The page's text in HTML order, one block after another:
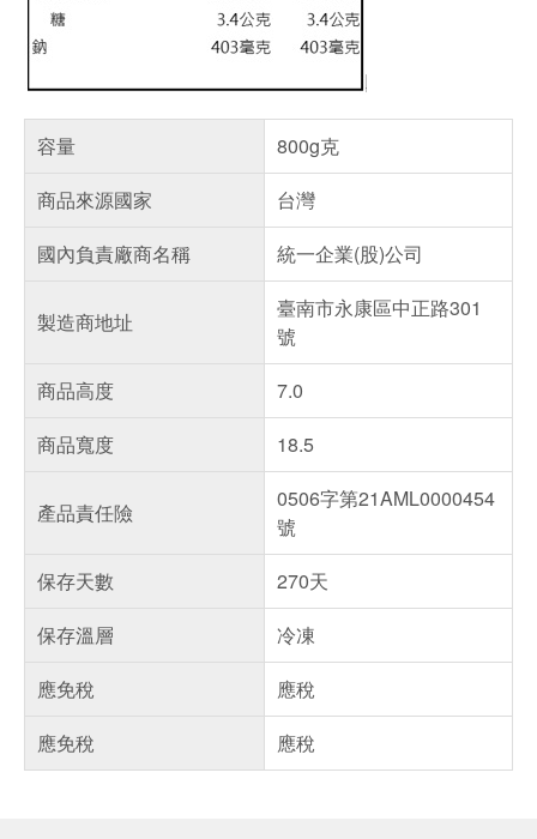
容量
800g克
商品來源國家
台灣
國內負責廠商名稱
統一企業(股)公司
製造商地址
臺南市永康區中正路301
號
商品高度
7.0
商品寬度
18.5
產品責任險
0506字第21AML0000454
號
保存天數
270天
保存溫層
冷凍
應免稅
應稅
應免稅
應稅